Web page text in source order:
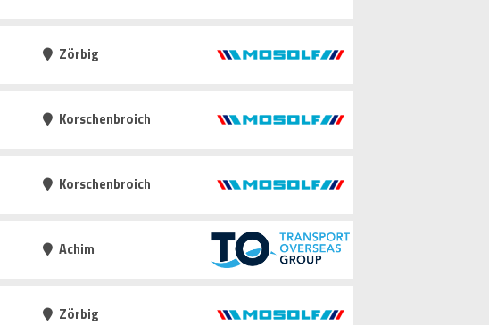
Zörbig
Korschenbroich
Korschenbroich
Achim
Zörbig